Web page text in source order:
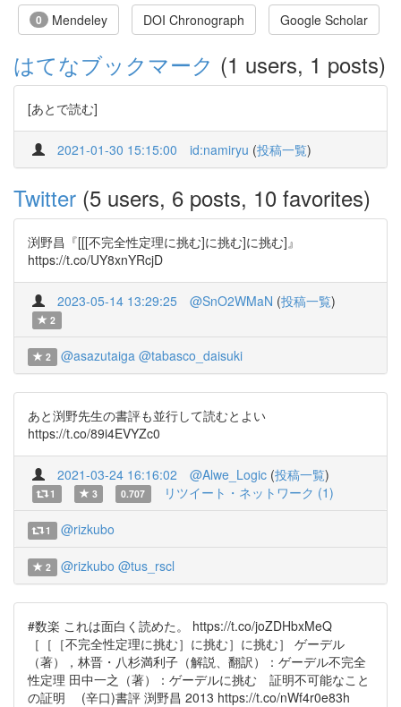
0 Mendeley DOI Chronograph Google Scholar
はてなブックマーク (1 users, 1 posts)
[あとで読む]
2021-01-30 15:15:00 id:namiryu (投稿一覧)
Twitter (5 users, 6 posts, 10 favorites)
渕野昌『[[[不完全性定理に挑む]に挑む]に挑む]』
https://t.co/UY8xnYRcjD
2023-05-14 13:29:25 @SnO2WMaN (投稿一覧)
2
2 @asazutaiga @tabasco_daisuki
あと渕野先生の書評も並行して読むとよい
https://t.co/89i4EVYZc0
2021-03-24 16:16:02 @Alwe_Logic (投稿一覧)
1 3 0.707 リツイート・ネットワーク (1)
1 @rizkubo
2 @rizkubo @tus_rscl
#数楽 これは面白く読めた。 https://t.co/joZDHbxMeQ
［［［不完全性定理に挑む］に挑む］に挑む］ ゲーデル
（著），林晋・八杉満利子（解説、翻訳）：ゲーデル不完全
性定理 田中一之（著）：ゲーデルに挑む 証明不可能なこと
の証明 (辛口)書評 渕野昌 2013 https://t.co/nWf4r0e83h